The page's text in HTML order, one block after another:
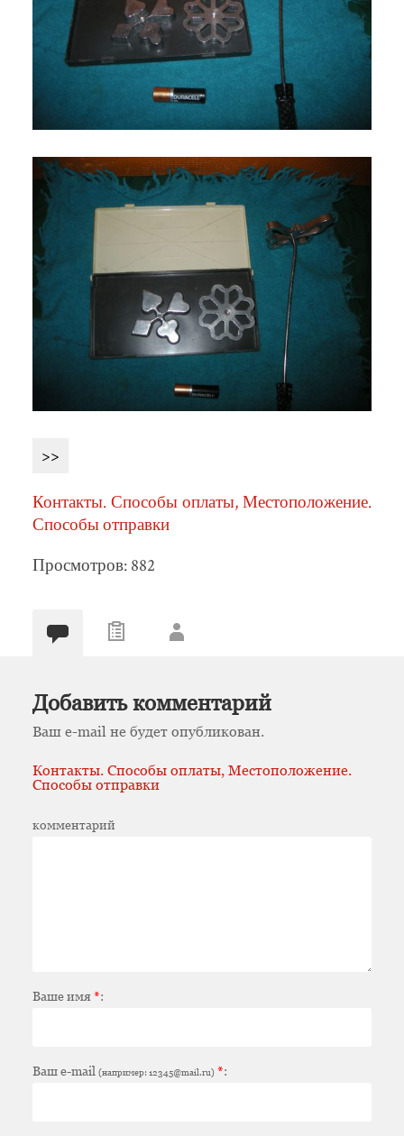
>>
Контакты. Способы оплаты, Местоположение.
Способы отправки
Просмотров: 882
Добавить комментарий
Ваш e-mail не будет опубликован.
Контакты. Способы оплаты, Местоположение.
Способы отправки
комментарий
Ваше имя*:
Ваш e-mail (например: 12345@mail.ru) *: